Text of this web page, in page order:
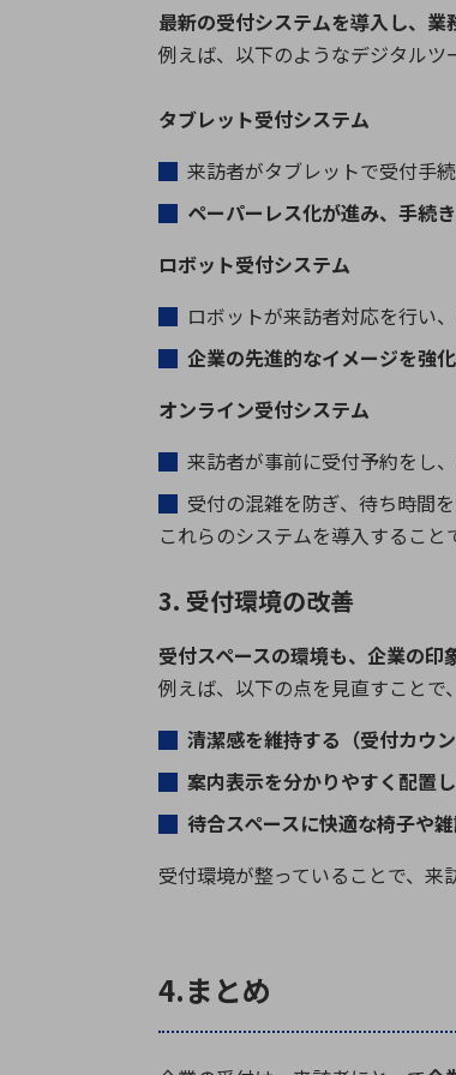
最新の受付システムを導入し、
例えば、以下のようなデジタルツ
タブレット受付システム
来訪者がタブレットで受付手
ペーパーレス化が進み、手続
ロボット受付システム
ロボットが来訪者対応を行い
企業の先進的なイメージを強化
オンライン受付システム
来訪者が事前に受付予約をし
受付の混雑を防ぎ、待ち時間
これらのシステムを導入すること
3. 受付環境の改善
受付スペースの環境も、企業の印
例えば、以下の点を見直すことで
清潔感を維持する（受付カウ
案内表示を分かりやすく配置
待合スペースに快適な椅子や
受付環境が整っていることで、来
4.まとめ